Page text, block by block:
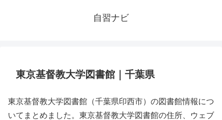
自習ナビ
東京基督教大学図書館｜千葉県
東京基督教大学図書館（千葉県印西市）の図書館情報につ
いてまとめました。東京基督教大学図書館の住所、ウェブ